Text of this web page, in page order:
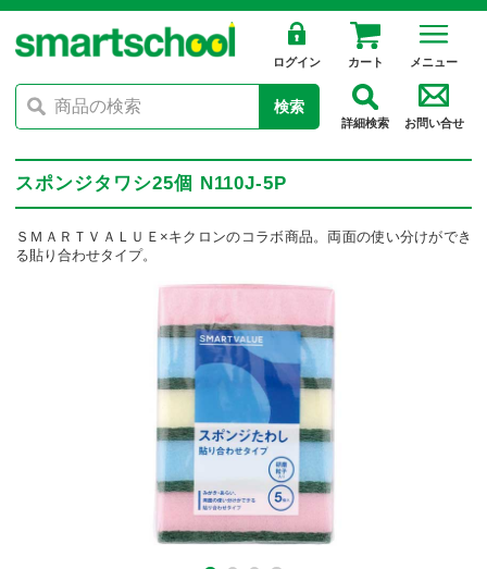
ログイン カート メニュー
検索
詳細検索 お問い合せ
スポンジタワシ25個 N110J-5P
ＳＭＡＲＴＶＡＬＵＥ×キクロンのコラボ商品。両面の使い分けができ
る貼り合わせタイプ。